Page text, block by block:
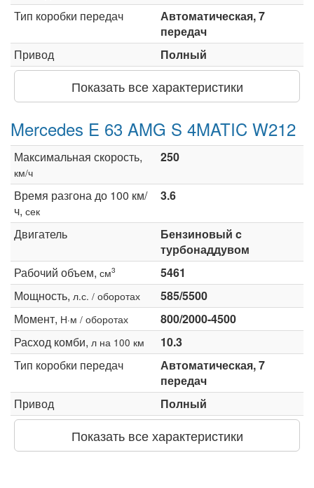
Тип коробки передач
Автоматическая, 7
передач
Привод
Полный
Показать все характеристики
Mercedes E 63 AMG S 4MATIC W212
Максимальная скорость,
км/ч
250
Время разгона до 100 км/
ч, сек
3.6
Двигатель
Бензиновый c
турбонаддувом
Рабочий объем, см3
5461
Мощность, л.с. / оборотах
585/5500
Момент, Н·м / оборотах
800/2000-4500
Расход комби, л на 100 км
10.3
Тип коробки передач
Автоматическая, 7
передач
Привод
Полный
Показать все характеристики